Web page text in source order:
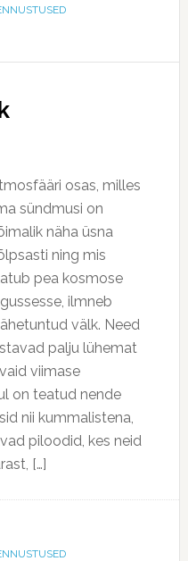
osas, milles
sündmusi on
näha üsna
ning mis
pea kosmose
ilmneb
välk. Need
palju lühemat
viimase
on teatud nende
nii kummalistena,
piloodid, kes neid
[…]